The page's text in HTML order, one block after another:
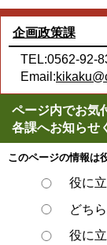
企画政策課
TEL:0562-92-
Email:
ページ内でお気
各課へお知らせ
このページの情報は
役に
どち
役に